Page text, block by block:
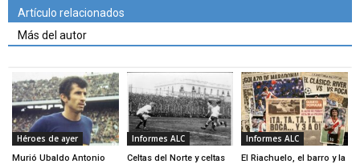
Artículo relacionados
Más del autor
Héroes de ayer
Murió Ubaldo Antonio
Informes ALC
Celtas del Norte y celtas
Informes ALC
El Riachuelo, el barro y la